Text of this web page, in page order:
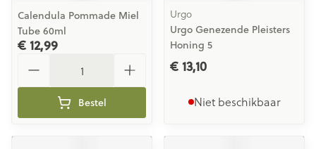
Calendula Pommade Miel
Tube 60ml
€ 12,99
Bestel
Urgo
Urgo Genezende Pleisters
Honing 5
€ 13,10
Niet beschikbaar